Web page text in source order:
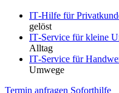
IT‑Hilfe für
gelöst
IT‑Service für kleine
Alltag
IT‑Service für
Umwege
Termin anfragen Soforthilfe